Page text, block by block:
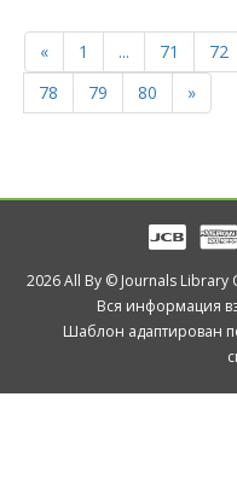
« 1 ... 71 72
78
79 80 »
2026 All By © Journals
Вся информация
Шаблон адаптирован